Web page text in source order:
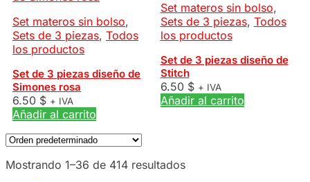
Set materos sin bolso,
Sets de 3 piezas, Todos
los productos
Set de 3 piezas diseño de
Simones rosa
6.50 $ + IVA
Añadir al carrito
Set materos sin bolso,
Sets de 3 piezas, Todos
los productos
Set de 3 piezas diseño de
Stitch
6.50 $ + IVA
Añadir al carrito
Mostrando 1–36 de 414 resultados